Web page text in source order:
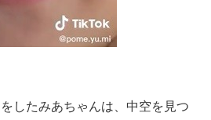
したみあちゃんは、中空を見つ